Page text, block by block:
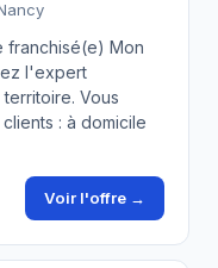
franchisé(e) Mon
l'expert
Vous
: à domicile
Voir l'offre →